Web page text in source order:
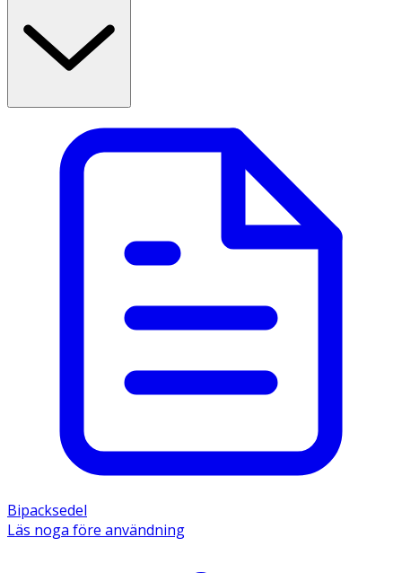
Bipacksedel
Läs noga före användning